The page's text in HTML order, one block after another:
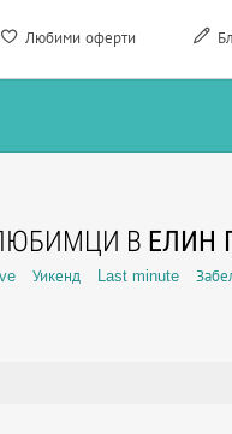
Любими оферти
В ЕЛИН
Уикенд Last minute